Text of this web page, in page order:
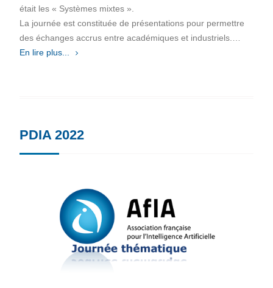
était les « Systèmes mixtes ».
La journée est constituée de présentations pour permettre
des échanges accrus entre académiques et industriels.…
En lire plus...
PDIA 2022